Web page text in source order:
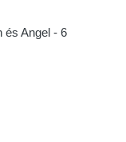
és Angel - 6